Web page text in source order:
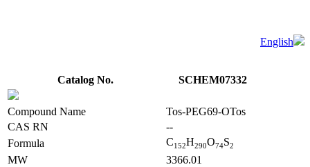
English
Catalog No. SCHEM07332
Compound Name
Tos-PEG69-OTos
CAS RN
--
Formula
C152H290O74S2
MW
3366.01